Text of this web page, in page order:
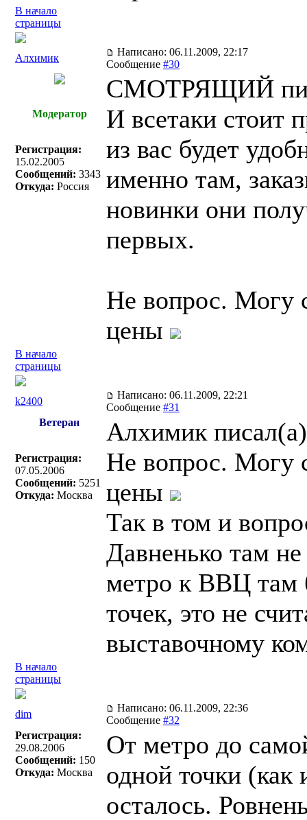
В начало
страницы
Алхимик
Написано: 06.11.2009, 22:17
Сообщение #30
Модератор
Регистрация:
15.02.2005
Сообщений: 3343
Откуда: Россия
СМОТРЯЩИЙ
И всетаки стоит
из вас будет
именно там,
новинки они
первых.
Не вопрос. Могу
цены
В начало
страницы
k2400
Написано: 06.11.2009, 22:21
Сообщение #31
Ветеран
Регистрация:
07.05.2006
Сообщений: 5251
Откуда: Москва
Алхимик
Не вопрос. Могу
цены
Так в том и
Давненько там
метро к ВВЦ там
точек, это не
выставочному
В начало
страницы
dim
Написано: 06.11.2009, 22:36
Сообщение #32
Регистрация:
29.08.2006
Сообщений: 150
Откуда: Москва
От метро до
одной точки (как
осталось.